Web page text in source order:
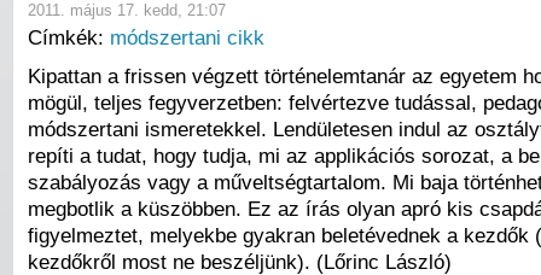
2011. május 17. kedd, 21:07
Címkék: módszertani cikk
Kipattan a frissen végzett történelemtanár az egyetem
mögül, teljes fegyverzetben: felvértezve tudással,
módszertani ismeretekkel. Lendületesen indul az
repíti a tudat, hogy tudja, mi az applikációs sorozat, a
szabályozás vagy a műveltségtartalom. Mi baja
megbotlik a küszöbben. Ez az írás olyan apró kis
figyelmeztet, melyekbe gyakran beletévednek a kezdők
kezdőkről most ne beszéljünk). (Lőrinc László)